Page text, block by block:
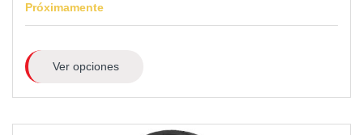
Próximamente
Ver opciones